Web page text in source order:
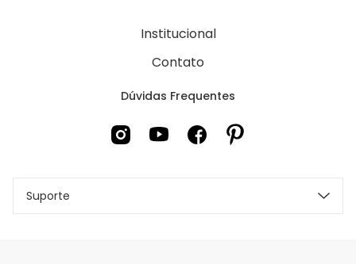
Institucional
Contato
Dúvidas Frequentes
Suporte